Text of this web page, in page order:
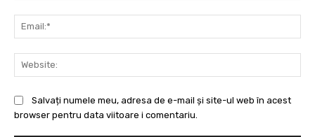
Salvați numele meu, adresa de e-mail și site-ul web în acest
browser pentru data viitoare i comentariu.